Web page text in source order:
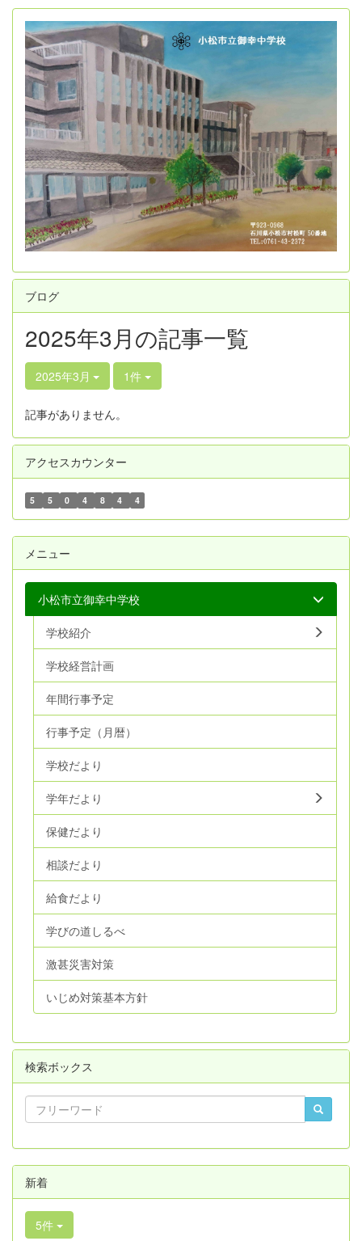
ブログ
2025年3月の記事一覧
2025年3月 1件
記事がありません。
アクセスカウンター
5 5 0 4 8 4 4
メニュー
小松市立御幸中学校
学校紹介
学校経営計画
年間行事予定
行事予定（月暦）
学校だより
学年だより
保健だより
相談だより
給食だより
学びの道しるべ
激甚災害対策
いじめ対策基本方針
検索ボックス
新着
5件